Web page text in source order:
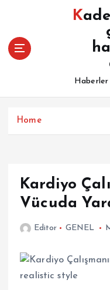
Kaderci.com: En
Haberler
Home
Kardiyo
Vücuda
Editor GENEL